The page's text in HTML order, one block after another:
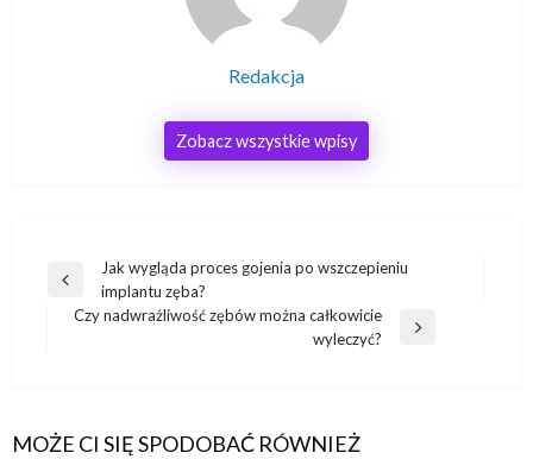
Redakcja
Zobacz wszystkie wpisy
Nawigacja
wpisu
Poprzedni
wpis
Jak wygląda proces gojenia po wszczepieniu
implantu zęba?
Czy nadwrażliwość zębów można całkowicie
wyleczyć?
MOŻE CI SIĘ SPODOBAĆ RÓWNIEŻ